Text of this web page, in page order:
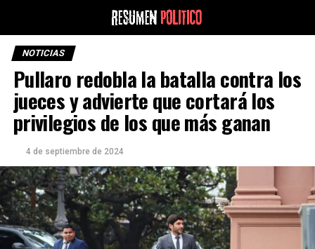
NOTICIAS
Pullaro redobla la batalla contra los
jueces y advierte que cortará los
privilegios de los que más ganan
4 de septiembre de 2024